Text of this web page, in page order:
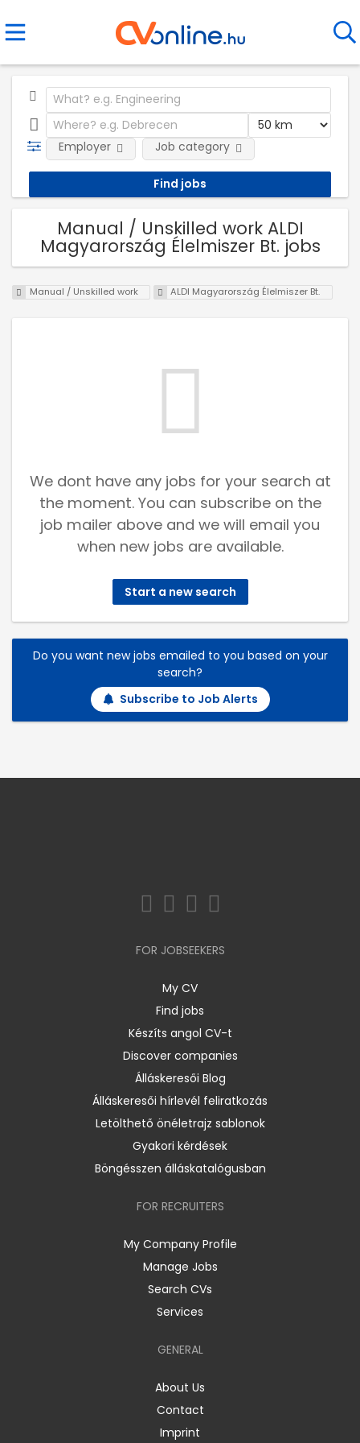
Employer Job category
Manual / Unskilled work ALDI
Magyarország Élelmiszer Bt. jobs
Manual / Unskilled work ALDI Magyarország Élelmiszer Bt.
We dont have any jobs for your search at
the moment. You can subscribe on the
job mailer above and we will email you
when new jobs are available.
Start a new search
Do you want new jobs emailed to you based on your
search?
Subscribe to Job Alerts
FOR JOBSEEKERS
My CV
Find jobs
Készíts angol CV-t
Discover companies
Álláskeresői Blog
Álláskeresői hírlevél feliratkozás
Letölthető önéletrajz sablonok
Gyakori kérdések
Böngésszen álláskatalógusban
FOR RECRUITERS
My Company Profile
Manage Jobs
Search CVs
Services
GENERAL
About Us
Contact
Imprint